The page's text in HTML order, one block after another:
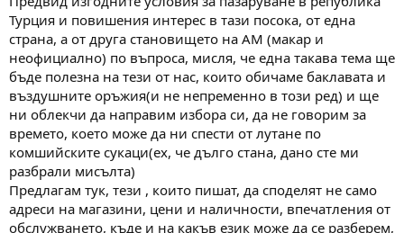
м
а
т
а
т
а
Турция и повишения интерес в тази посока, от една
страна, а от друга становището на АМ (макар и
неофициално) по въпроса, мисля, че една такава тема ще
бъде полезна на тези от нас, които обичаме баклавата и
въздушните оръжия(и не непременно в този ред) и ще
ни облекчи да направим избора си, да не говорим за
времето, което може да ни спести от лутане по
комшийските сукаци(ех, че дълго стана, дано сте ми
разбрали мисълта)
Предлагам тук, тези , които пишат, да споделят не само
адреси на магазини, цени и наличности, впечатления от
обслужването, къде и на какъв език може да се разберем,